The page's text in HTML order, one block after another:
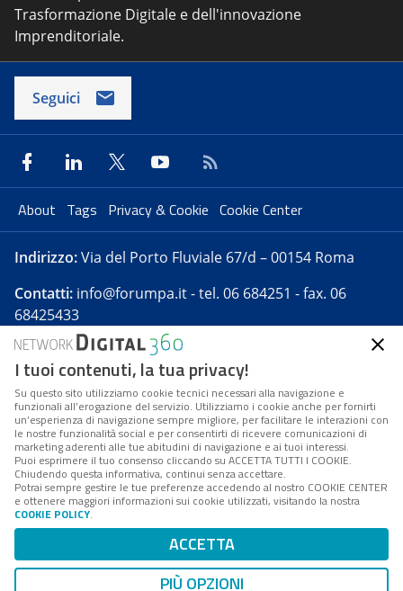
Trasformazione Digitale e dell'innovazione
Imprenditoriale.
Seguici
About Tags Privacy & Cookie Cookie Center
Indirizzo:Via del Porto Fluviale 67/d – 00154 Roma
Contatti: info@forumpa.it- tel. 06 684251 - fax. 06
68425433
Forumpa.itè una pubblicazione telematica iscritta
presso Registro della stampa del Tribunale di Roma -
Reg. n. 182 del 2 maggio 2008 - Direttore resp. Michela
Stentella
FPA s.r.l. è società soggetta a Direzione e
Coordinamento da parte di Digital360 S.p.A. - FPA s.r.l.
è un'azienda certificata per il sistema di management
Codice Fiscale/Partita IVA n. 10693191008 - R.E.A. Roma
n. 1249791. ISP AWS
Mappa del sito
I tuoi contenuti, la tua privacy!
Su questo sito utilizziamo cookie tecnici necessari alla navigazione e
funzionali all’erogazione del servizio. Utilizziamo i cookie anche per fornirti
un’esperienza di navigazione sempre migliore, per facilitare le interazioni con
le nostre funzionalità social e per consentirti di ricevere comunicazioni di
marketing aderenti alle tue abitudini di navigazione e ai tuoi interessi.
Puoi esprimere il tuo consenso cliccando su ACCETTA TUTTI I COOKIE.
Chiudendo questa informativa, continui senza accettare.
Potrai sempre gestire le tue preferenze accedendo al nostro COOKIE CENTER
e ottenere maggiori informazioni sui cookie utilizzati, visitando la nostra
COOKIE POLICY.
ACCETTA
PIÙ OPZIONI